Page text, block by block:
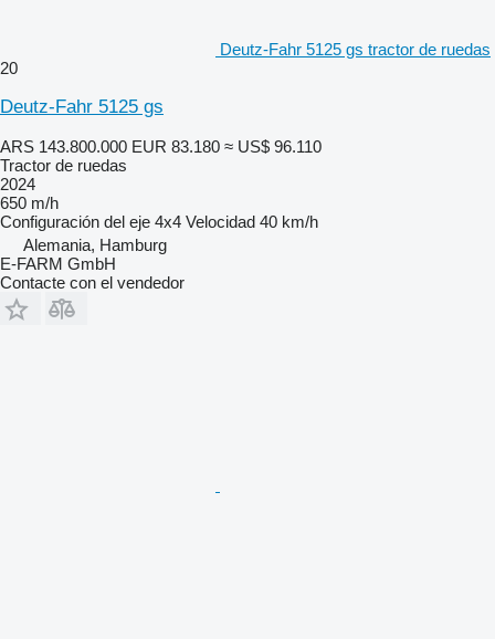
Deutz-Fahr 5125 gs tractor de ruedas
20
Deutz-Fahr 5125 gs
ARS 143.800.000 EUR 83.180 ≈ US$ 96.110
Tractor de ruedas
2024
650 m/h
Configuración del eje 4x4 Velocidad 40 km/h
Alemania, Hamburg
E-FARM GmbH
Contacte con el vendedor